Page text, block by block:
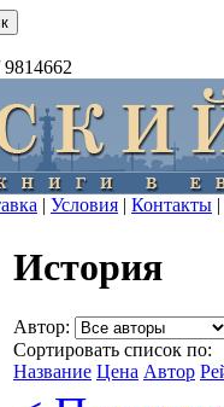
| Условия | Контакты |
История
Автор:
Сортировать список по:
Название Цена Автор